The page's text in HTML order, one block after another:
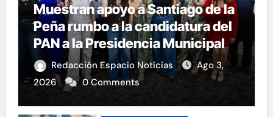
Muestran apoyo a Santiago de la
Peña rumbo a la candidatura del
PAN a la Presidencia Municipal
Redacción Espacio Noticias
Ago 3,
2026
0 Comments